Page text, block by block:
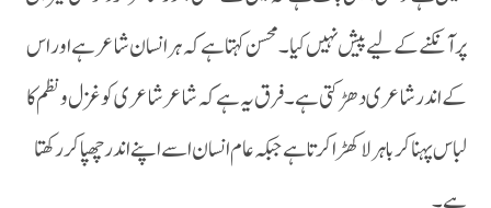
پر آنکنے کے لیے پیش نہیں کیا۔ محسن کہتا ہے کہ ہر انسان شاعر ہے اور اس
کے اندر شاعری دھڑکتی ہے ۔فرق یہ ہے کہ شاعر شاعری کو غزل ونظم کا
لباس پہنا کر باہر لا کھڑا کرتا ہے جبکہ عام انسان اسے اپنے اندر چھپا کر رکھتا